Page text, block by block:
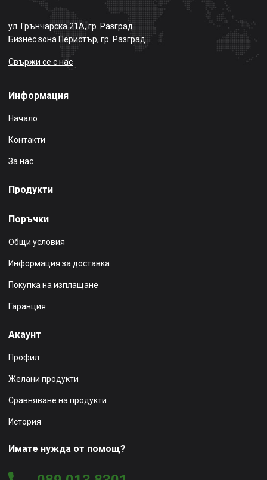
ул. Грънчарска 21А, гр. Разград
Бизнес зона Перистър, гр. Разград
Свържи се с нас
Информация
Начало
Контакти
За нас
Продукти
Поръчки
Общи условия
Информация за доставка
Покупка на изплащане
Гаранция
Акаунт
Профил
Желани продукти
Сравняване на продукти
История
Имате нужда от помощ?